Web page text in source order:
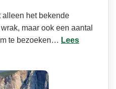
alleen het bekende
maar ook een aantal
te bezoeken… Lees